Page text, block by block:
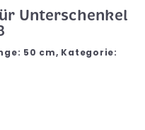
Unterschenkel
50 cm, Kategorie: